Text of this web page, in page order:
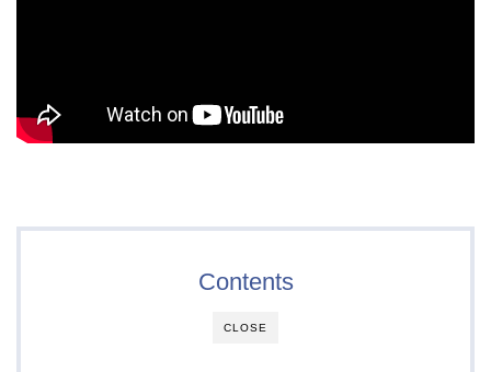
CLOSE
Contents